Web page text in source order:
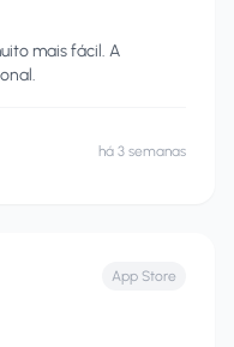
mais fácil. A
há 3 semanas
App Store